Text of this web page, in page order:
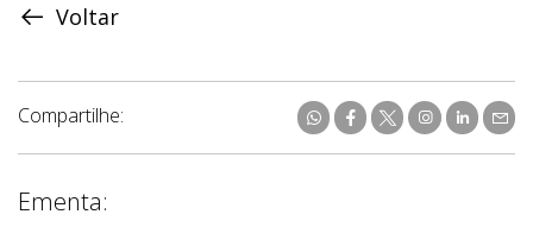
Voltar
Compartilhe:
Ementa: